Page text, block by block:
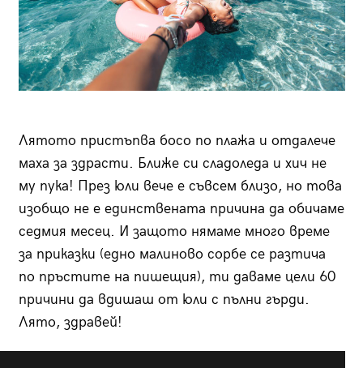
Лятото пристъпва босо по плажа и отдалече
маха за здрасти. Ближе си сладоледа и хич не
му пука! През юли вече е съвсем близо, но това
изобщо не е единствената причина да обичаме
седмия месец. И защото нямаме много време
за приказки (едно малиново сорбе се разтича
по пръстите на пишещия), ти даваме цели 60
причини да вдишаш от юли с пълни гърди.
Лято, здравей!